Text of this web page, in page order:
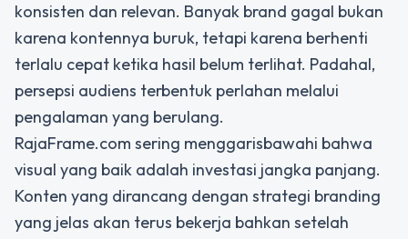
konsisten dan relevan. Banyak brand gagal bukan
karena kontennya buruk, tetapi karena berhenti
terlalu cepat ketika hasil belum terlihat. Padahal,
persepsi audiens terbentuk perlahan melalui
pengalaman yang berulang.
RajaFrame.com sering menggarisbawahi bahwa
visual yang baik adalah investasi jangka panjang.
Konten yang dirancang dengan strategi branding
yang jelas akan terus bekerja bahkan setelah